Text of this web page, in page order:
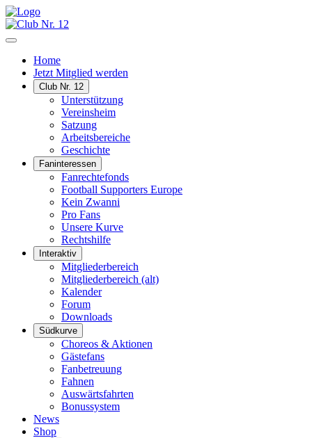
Home
Jetzt Mitglied werden
Club Nr. 12
Unterstützung
Vereinsheim
Satzung
Arbeitsbereiche
Geschichte
Faninteressen
Fanrechtefonds
Football Supporters Europe
Kein Zwanni
Pro Fans
Unsere Kurve
Rechtshilfe
Interaktiv
Mitgliederbereich
Mitgliederbereich (alt)
Kalender
Forum
Downloads
Südkurve
Choreos & Aktionen
Gästefans
Fanbetreuung
Fahnen
Auswärtsfahrten
Bonussystem
News
Shop